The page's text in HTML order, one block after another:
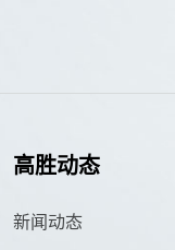
高胜动态
新闻动态